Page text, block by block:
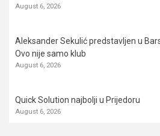
August 6, 2026
Aleksander Sekulić predstavljen u
Ovo nije samo klub
August 6, 2026
Quick Solution najbolji u Prijedoru
August 6, 2026